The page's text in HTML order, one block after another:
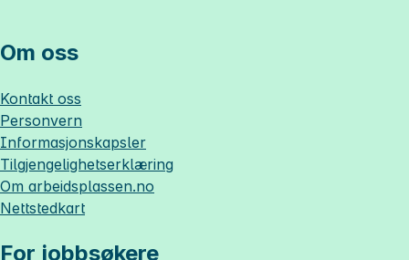
Om oss
Kontakt oss
Personvern
Informasjonskapsler
Tilgjengelighetserklæring
Om arbeidsplassen.no
Nettstedkart
For jobbsøkere